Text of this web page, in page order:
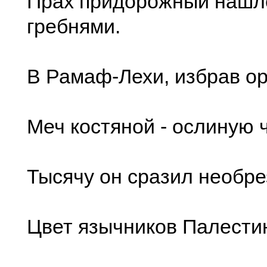
гребнями.
В Рамаф-Лехи, избрав
Меч костяной - ослиную
Тысячу он сразил
Цвет язычников